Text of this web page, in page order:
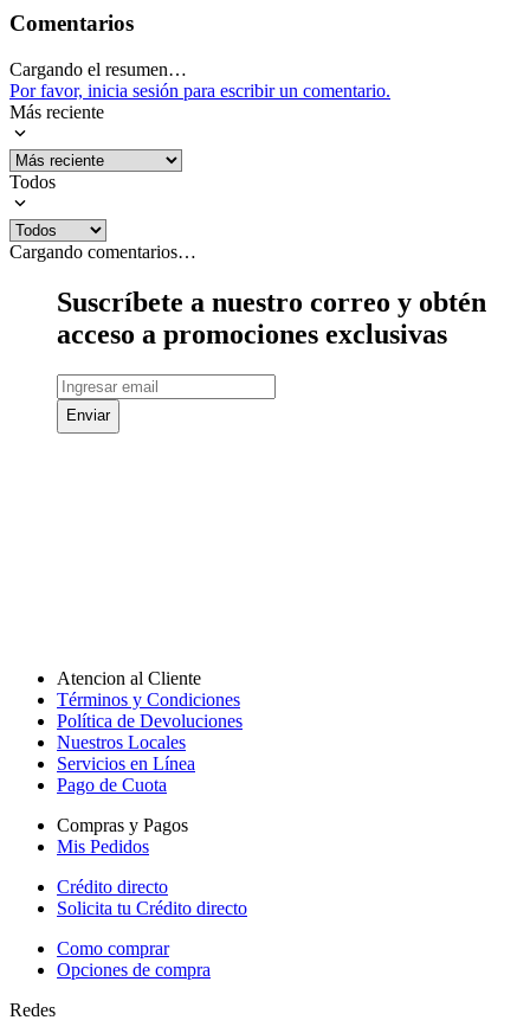
Comentarios
Cargando el resumen…
Por favor, inicia sesión para escribir un comentario.
Más reciente
Todos
Cargando comentarios…
Suscríbete a nuestro correo y obtén
acceso a promociones exclusivas
Enviar
Atencion al Cliente
Términos y Condiciones
Política de Devoluciones
Nuestros Locales
Servicios en Línea
Pago de Cuota
Compras y Pagos
Mis Pedidos
Crédito directo
Solicita tu Crédito directo
Como comprar
Opciones de compra
Redes